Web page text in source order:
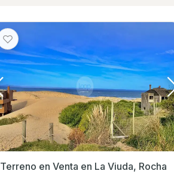
Terreno en Venta en La Viuda, Rocha